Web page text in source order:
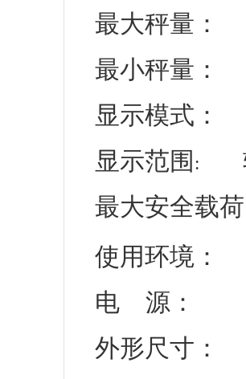
最大秤量：
最小秤量 ：
显示模式：
显示范围 :
最大安全载
使用环境：
电
源：
外形尺寸：